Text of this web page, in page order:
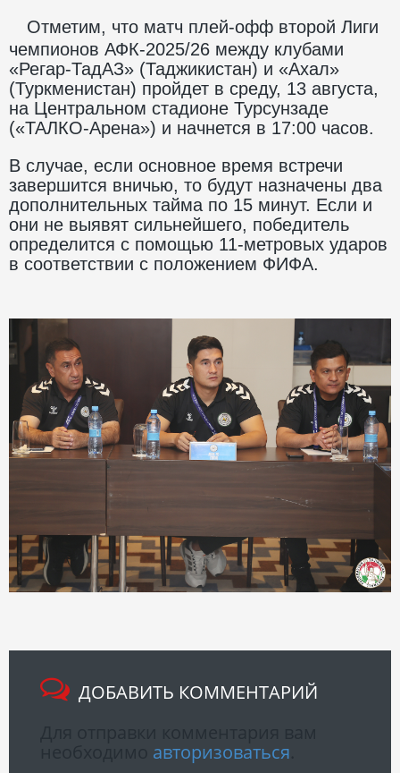
Отметим, что матч плей-офф второй Лиги
чемпионов АФК-2025/26 между клубами
«Регар-ТадАЗ» (Таджикистан) и «Ахал»
(Туркменистан) пройдет в среду, 13 августа,
на Центральном стадионе Турсунзаде
(«ТАЛКО-Арена») и начнется в 17:00 часов.
В случае, если основное время встречи
завершится вничью, то будут назначены два
дополнительных тайма по 15 минут. Если и
они не выявят сильнейшего, победитель
определится с помощью 11-метровых ударов
в соответствии с положением ФИФА.
ДОБАВИТЬ КОММЕНТАРИЙ
авторизоваться